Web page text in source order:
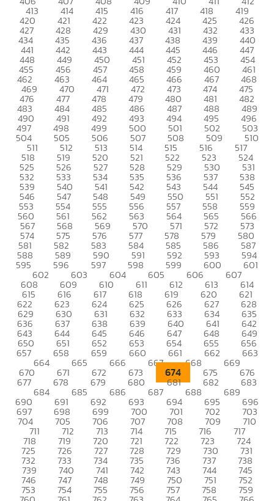
413 414 415 416 417 418 419
420 421 422 423 424 425 426
427 428 429 430 431 432 433
434 435 436 437 438 439 440
441 442 443 444 445 446 447
448 449 450 451 452 453 454
455 456 457 458 459 460 461
462 463 464 465 466 467 468
469 470 471 472 473 474 475
476 477 478 479 480 481 482
483 484 485 486 487 488 489
490 491 492 493 494 495 496
497 498 499 500 501 502 503
504 505 506 507 508 509 510
511 512 513 514 515 516 517
518 519 520 521 522 523 524
525 526 527 528 529 530 531
532 533 534 535 536 537 538
539 540 541 542 543 544 545
546 547 548 549 550 551 552
553 554 555 556 557 558 559
560 561 562 563 564 565 566
567 568 569 570 571 572 573
574 575 576 577 578 579 580
581 582 583 584 585 586 587
588 589 590 591 592 593 594
595 596 597 598 599 600 601
602 603 604 605 606 607
608 609 610 611 612 613 614
615 616 617 618 619 620 621
622 623 624 625 626 627 628
629 630 631 632 633 634 635
636 637 638 639 640 641 642
643 644 645 646 647 648 649
650 651 652 653 654 655 656
657 658 659 660 661 662 663
664 665 666 667 668 669
670 671 672 673 674 675 676
677 678 679 680 681 682 683
684 685 686 687 688 689
690 691 692 693 694 695 696
697 698 699 700 701 702 703
704 705 706 707 708 709 710
711 712 713 714 715 716 717
718 719 720 721 722 723 724
725 726 727 728 729 730 731
732 733 734 735 736 737 738
739 740 741 742 743 744 745
746 747 748 749 750 751 752
753 754 755 756 757 758 759